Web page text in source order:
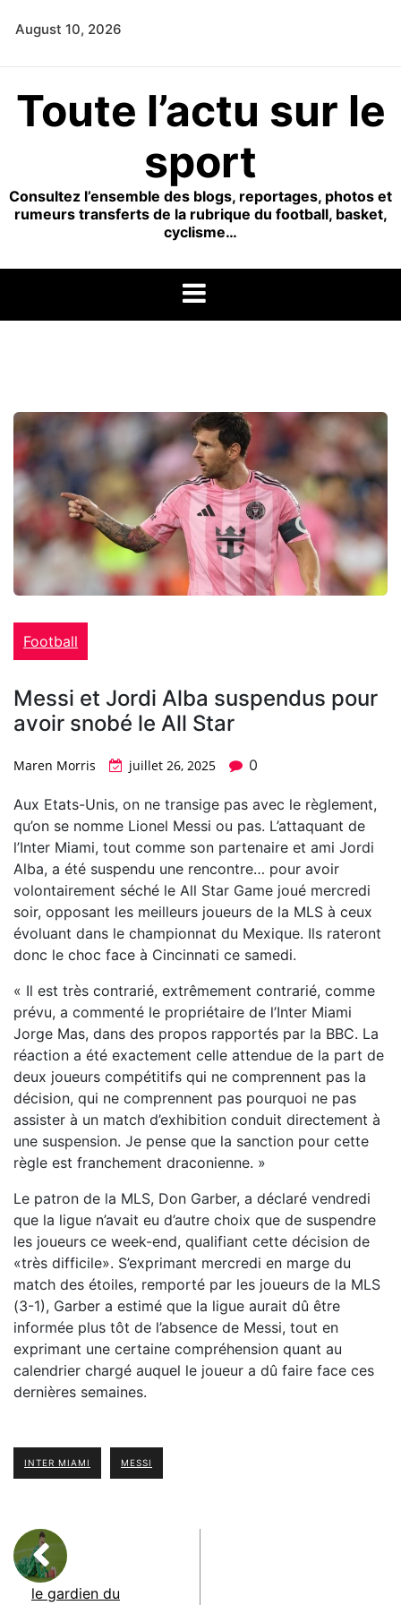
August 10, 2026
Toute l’actu sur le
sport
Consultez l’ensemble des blogs, reportages, photos et
rumeurs transferts de la rubrique du football, basket,
cyclisme…
Football
Messi et Jordi Alba suspendus pour
avoir snobé le All Star
Maren Morris juillet 26, 2025 0
Aux Etats-Unis, on ne transige pas avec le règlement,
qu’on se nomme Lionel Messi ou pas. L’attaquant de
l’Inter Miami, tout comme son partenaire et ami Jordi
Alba, a été suspendu une rencontre… pour avoir
volontairement séché le All Star Game joué mercredi
soir, opposant les meilleurs joueurs de la MLS à ceux
évoluant dans le championnat du Mexique. Ils rateront
donc le choc face à Cincinnati ce samedi.
« Il est très contrarié, extrêmement contrarié, comme
prévu, a commenté le propriétaire de l’Inter Miami
Jorge Mas, dans des propos rapportés par la BBC. La
réaction a été exactement celle attendue de la part de
deux joueurs compétitifs qui ne comprennent pas la
décision, qui ne comprennent pas pourquoi ne pas
assister à un match d’exhibition conduit directement à
une suspension. Je pense que la sanction pour cette
règle est franchement draconienne. »
Le patron de la MLS, Don Garber, a déclaré vendredi
que la ligue n’avait eu d’autre choix que de suspendre
les joueurs ce week-end, qualifiant cette décision de
«très difficile». S’exprimant mercredi en marge du
match des étoiles, remporté par les joueurs de la MLS
(3-1), Garber a estimé que la ligue aurait dû être
informée plus tôt de l’absence de Messi, tout en
exprimant une certaine compréhension quant au
calendrier chargé auquel le joueur a dû faire face ces
dernières semaines.
INTER MIAMI MESSI
le gardien du